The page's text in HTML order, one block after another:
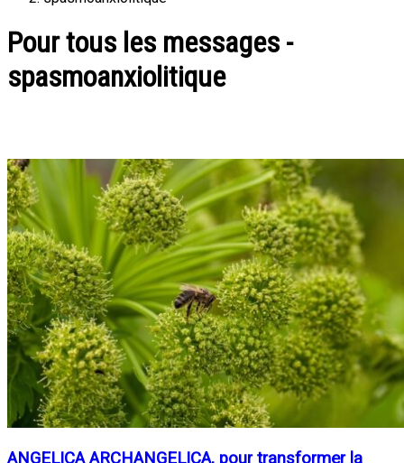
Pour tous les messages -
spasmoanxiolitique
ANGELICA ARCHANGELICA, pour transformer la